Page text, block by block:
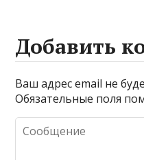
Добавить
Ваш адрес email не
Обязательные поля